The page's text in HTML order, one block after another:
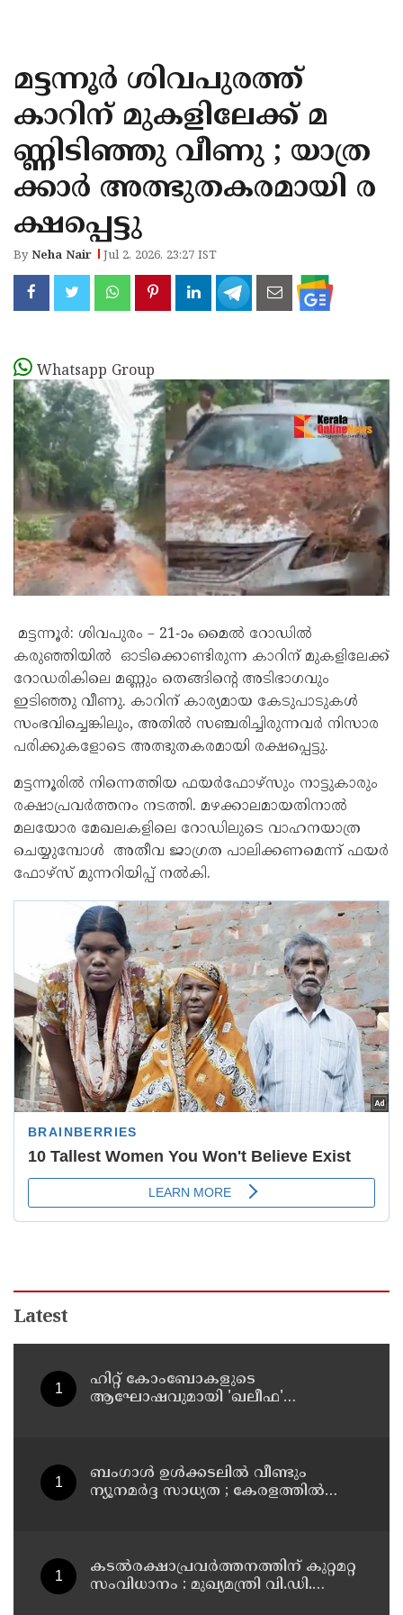
KANNUR
KASARAGOD
മട്ടന്നൂർ ശിവപുരത്ത്
കാറിന് മുകളിലേക്ക് മ
ണ്ണിടിഞ്ഞു വീണു ; യാത്ര
ക്കാർ അത്ഭുതകരമായി ര
ക്ഷപ്പെട്ടു
ByNeha Nair Jul 2, 2026, 23:27 IST
Whatsapp Group
മട്ടന്നൂർ: ശിവപുരം – 21-ാം മൈൽ റോഡിൽ
കരുഞ്ഞിയിൽ ഓടിക്കൊണ്ടിരുന്ന കാറിന് മുകളിലേക്ക്
റോഡരികിലെ മണ്ണും തെങ്ങിന്റെ അടിഭാഗവും
ഇടിഞ്ഞു വീണു. കാറിന് കാര്യമായ കേടുപാടുകൾ
സംഭവിച്ചെങ്കിലും, അതിൽ സഞ്ചരിച്ചിരുന്നവർ നിസാര
പരിക്കുകളോടെ അത്ഭുതകരമായി രക്ഷപ്പെട്ടു.
മട്ടന്നൂരിൽ നിന്നെത്തിയ ഫയർഫോഴ്സും നാട്ടുകാരും
രക്ഷാപ്രവർത്തനം നടത്തി. മഴക്കാലമായതിനാൽ
മലയോര മേഖലകളിലെ റോഡിലുടെ വാഹനയാത്ര
ചെയ്യുമ്പോൾ അതീവ ജാഗ്രത പാലിക്കണമെന്ന് ഫയർ
ഫോഴ്‌സ് മുന്നറിയിപ്പ് നൽകി.
Latest
ഹിറ്റ് കോംബോകളുടെ
ആഘോഷവുമായി 'ഖലീഫ'
ബംഗാൾ ഉൾക്കടലിൽ വീണ്ടും
ന്യൂനമർദ്ദ സാധ്യത ; കേരളത്തിൽ
കടൽരക്ഷാപ്രവർത്തനത്തിന് കുറ്റമറ്റ
സംവിധാനം : മുഖ്യമന്ത്രി വി.ഡി.